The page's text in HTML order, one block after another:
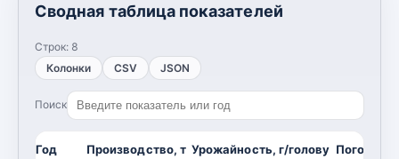
Сводная таблица показателей
Строк: 8
Колонки
CSV JSON
Поиск
Год Производство, т Урожайность, г/голову